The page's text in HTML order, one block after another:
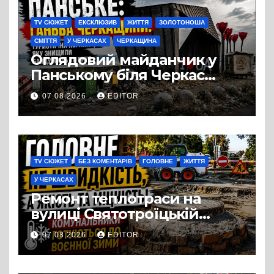
TV СЮЖЕТ ЕКСКЛЮЗИВ ЖИТТЯ ЗОЛОТОНОША
СМІТТЯ У ЧЕРКАСАХ ЧЕРКАЩИНА
Оглядовий майданчик у
Панському біля Черкас
перетворився на занедбане
сміттєзвалище
07.08.2026 EDITOR
TV СЮЖЕТ БЕЗ КОМЕНТАРІВ ГОЛОВНЕ ЖИТТЯ
У ЧЕРКАСАХ
Ремонт теплотраси на
вулиці Святотроїцькій
затягнувся порівняно із
запланованими термінами.
Вулицю досі не відкрили
07.08.2026 EDITOR